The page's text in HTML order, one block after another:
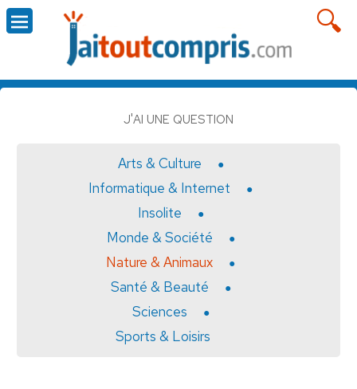
J'AI UNE QUESTION
Arts & Culture
Informatique & Internet
Insolite
Monde & Société
Nature & Animaux
Santé & Beauté
Sciences
Sports & Loisirs